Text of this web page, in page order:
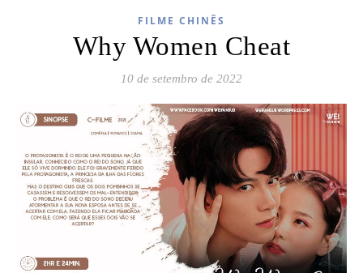
FILME CHINÊS
Why Women Cheat
10 de setembro de 2022